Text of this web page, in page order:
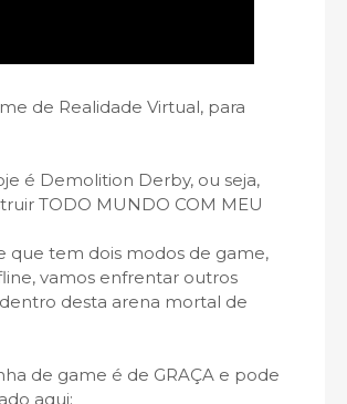
de Realidade Virtual, para
é Demolition Derby, ou seja,
TODO MUNDO COM MEU
que tem dois modos de game,
vamos enfrentar outros
desta arena mortal de
de game é de GRAÇA e pode
aqui: